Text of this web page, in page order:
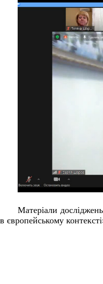
Матеріали
в європейському